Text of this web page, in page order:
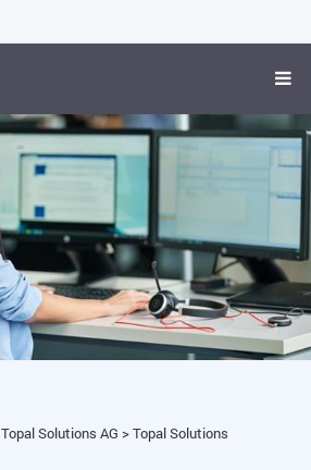
Topal Solutions AG >Topal Solutions